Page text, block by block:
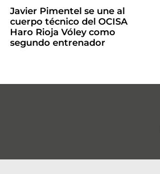
Javier Pimentel se une al
cuerpo técnico del OCISA
Haro Rioja Vóley como
segundo entrenador